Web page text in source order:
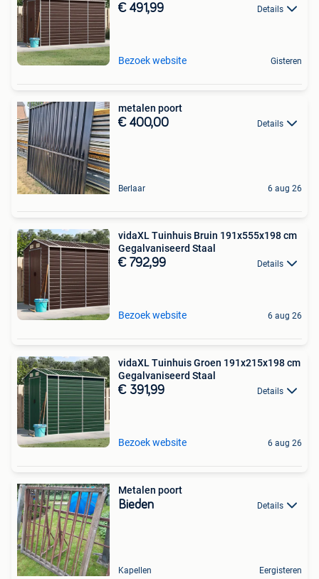
€ 491,99 Details
Bezoek website Gisteren
metalen poort
€ 400,00 Details
Berlaar 6 aug 26
vidaXL Tuinhuis Bruin 191x555x198 cm
Gegalvaniseerd Staal
€ 792,99 Details
Bezoek website 6 aug 26
vidaXL Tuinhuis Groen 191x215x198 cm
Gegalvaniseerd Staal
€ 391,99 Details
Bezoek website 6 aug 26
Metalen poort
Bieden Details
Kapellen Eergisteren